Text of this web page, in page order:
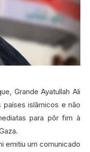
Grande Ayatullah Ali
países islâmicos e não
para pôr fim à
emitiu um comunicado